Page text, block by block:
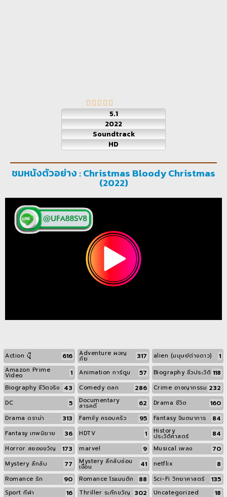
5.1
2022
Soundtrack
HD
ชมหนังตัวอย่าง : Christmas Bloody Christmas
(2022)
Action บู๊ 616 Adventure ผจญ
ภัย 317 alien (มนุษย์ต่างดาว) 1
Amazon Prime
Video 1 Animation การ์ตูน 57 Biography ชีวประวัติ 118
Biography ชีวิตจริง 43 Comedy ตลก 286 Crime อาชญากรรม 232
DC 5 Documentary
สารคดี 62 Drama ชีวิต 160
Drama ดราม่า 313 Family ครอบครัว 95 Fantasy จินตนาการ 84
Fantasy เทพนิยาย 36 HDTV 1 History
ประวัติศาสตร์ 84
Horror สยองขวัญ 173 marvel 9 Musical เพลง 70
Mystery ลึกลับ 77 Mystery ลึกลับซ่อน
เงื่อน 41 netflix 8
Romance รัก 90 Romance โรแมนติก 88 Sci-Fi วิทยาศาสตร์ 135
Sport กีฬา 16 Thriller ระทึกขวัญ 302 Uncategorized 18